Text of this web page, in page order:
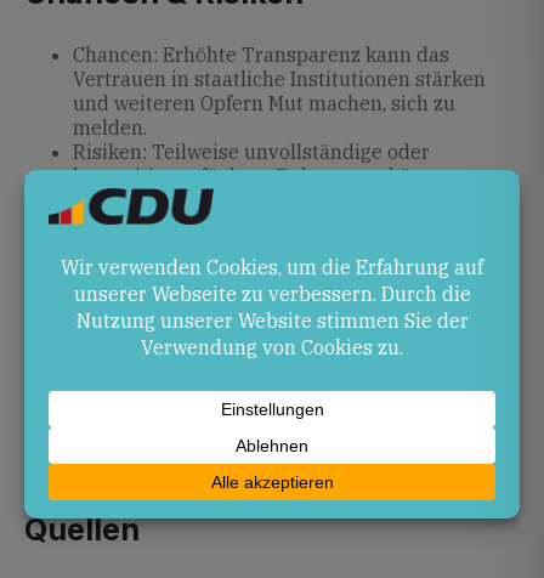
Chancen: Erhöhte Transparenz kann das
Vertrauen in staatliche Institutionen stärken
und weiteren Opfern Mut machen, sich zu
melden.
Risiken: Teilweise unvollständige oder
kurzzeitig verfügbare Dokumente können
Spekulationen und politische
Instrumentalisierung befördern.
Ausblick
Die Prüfung der über eine Million neuen Akten wird
nehmen. Weitere Veröffentlichungen sind zu
erwarten. Die Erkenntnisse könnten politische
Debatten über Aufsicht und Verantwortlichkeit von
Amtsträgern in den USA weiter anheizen.
Quellen